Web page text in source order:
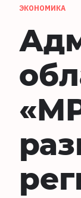
ЭКОНОМИКА